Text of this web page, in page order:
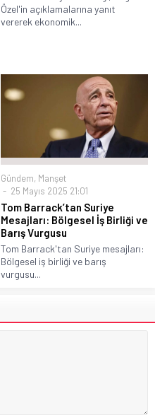
Özel'in açıklamalarına yanıt
vererek ekonomik...
Gündem, Manşet
25 Mayıs 2025 21:01
Tom Barrack’tan Suriye
Mesajları: Bölgesel İş Birliği ve
Barış Vurgusu
Tom Barrack'tan Suriye mesajları:
Bölgesel iş birliği ve barış
vurgusu...